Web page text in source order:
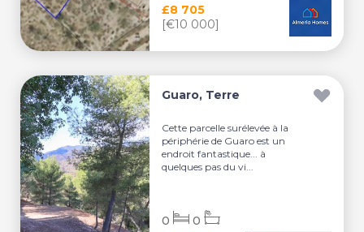
£8 705
[€10 000]
Guaro, Terre
Cette parcelle surélevée à la
périphérie de Guaro est un
endroit fantastique... à
quelques pas du vi...
0 0